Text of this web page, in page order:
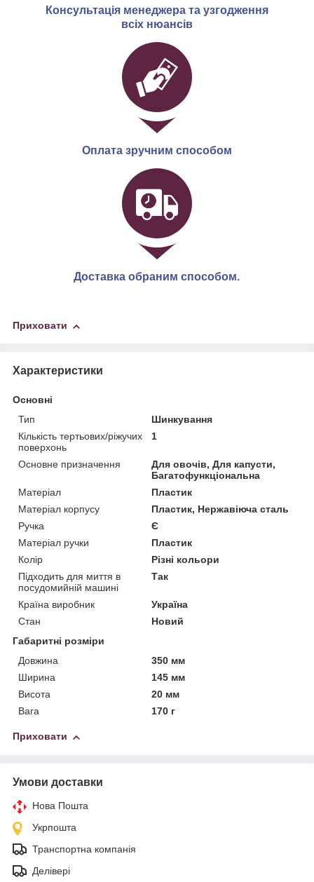
Консультація менеджера та узгодження
всіх нюансів
Оплата зручним способом
Доставка обраним способом.
Приховати
Характеристики
Основні
Тип
Шинкування
Кількість тертьових/ріжучих
поверхонь
1
Основне призначення
Для овочів, Для капусти,
Багатофункціональна
Матеріал
Пластик
Матеріал корпусу
Пластик, Нержавіюча сталь
Ручка
Є
Матеріал ручки
Пластик
Колір
Різні кольори
Підходить для миття в
посудомийній машині
Так
Країна виробник
Україна
Стан
Новий
Габаритні розміри
Довжина
350 мм
Ширина
145 мм
Висота
20 мм
Вага
170 г
Приховати
Умови доставки
Нова Пошта
Укрпошта
Транспортна компанія
Делівері